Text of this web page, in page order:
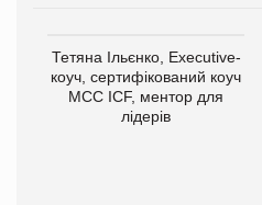
Тетяна Ільєнко, Executive-
коуч, сертифікований коуч
МСС ICF, ментор для
лідерів